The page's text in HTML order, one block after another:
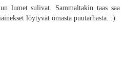
lumet sulivat. Sammaltakin taas saa
löytyvät omasta puutarhasta. :)